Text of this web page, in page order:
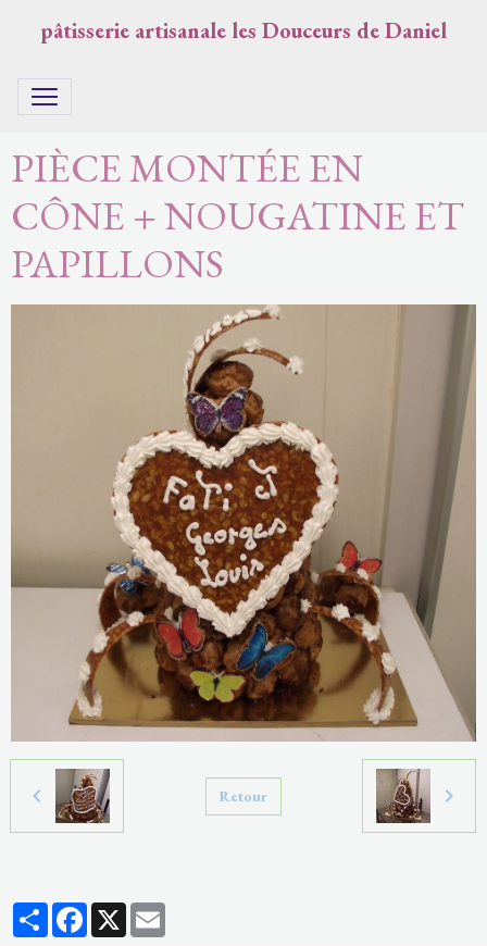
pâtisserie artisanale les Douceurs de Daniel
PIÈCE MONTÉE EN
CÔNE + NOUGATINE ET
PAPILLONS
Retour
PartagerFacebook
X